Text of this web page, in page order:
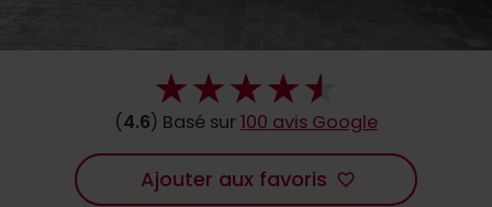
(4.6) Basé sur100 avis Google
Ajouter aux favoris favorite_border